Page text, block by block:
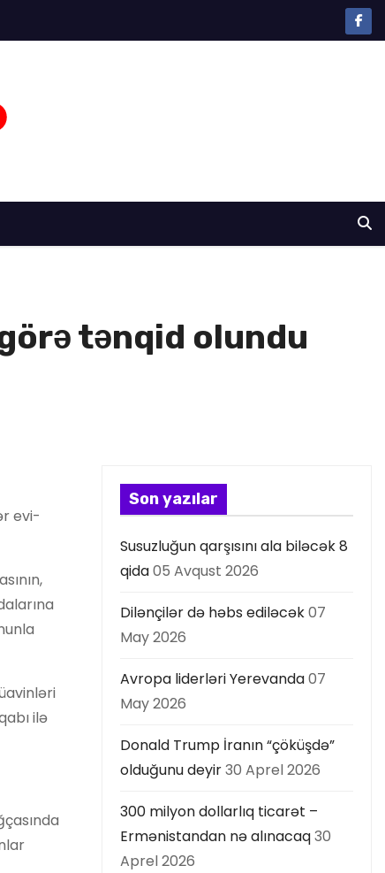
tənqid olundu
evi-
ilə
Son yazılar
Susuzluğun qarşısını ala biləcək 8
qida05 Avqust 2026
Dilənçilər də həbs ediləcək07
May 2026
Avropa liderləri Yerevanda07
May 2026
Donald Trump İranın “çöküşdə”
olduğunu deyir30 Aprel 2026
300 milyon dollarlıq ticarət –
Ermənistandan nə alınacaq30
Aprel 2026